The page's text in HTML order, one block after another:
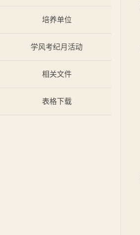
培养单位
学风考纪月活动
相关文件
表格下载